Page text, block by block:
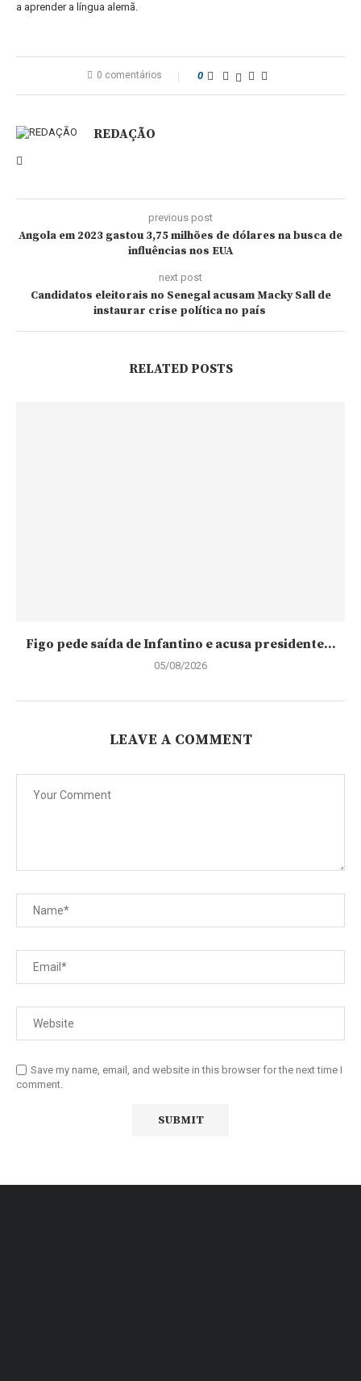
a aprender a língua alemã.
0 comentários 0
REDAÇÃO
previous post
Angola em 2023 gastou 3,75 milhões de dólares na busca de
influências nos EUA
next post
Candidatos eleitorais no Senegal acusam Macky Sall de
instaurar crise política no país
RELATED POSTS
Figo pede saída de Infantino e acusa presidente...
05/08/2026
LEAVE A COMMENT
Save my name, email, and website in this browser for the next time I
comment.